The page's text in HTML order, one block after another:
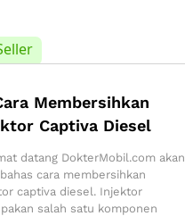
Membersihkan
Captiva Diesel
datang DokterMobil.com akan
cara membersihkan
captiva diesel. Injektor
salah satu komponen